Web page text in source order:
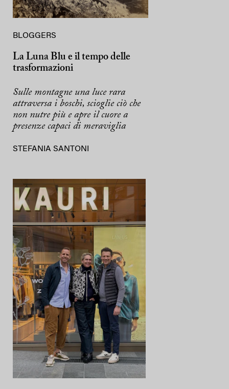
BLOGGERS
La Luna Blu e il tempo delle
trasformazioni
Sulle montagne una luce rara
attraversa i boschi, scioglie ciò che
non nutre più e apre il cuore a
presenze capaci di meraviglia
STEFANIA SANTONI